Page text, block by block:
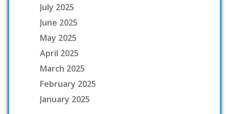
July 2025
June 2025
May 2025
April 2025
March 2025
February 2025
January 2025